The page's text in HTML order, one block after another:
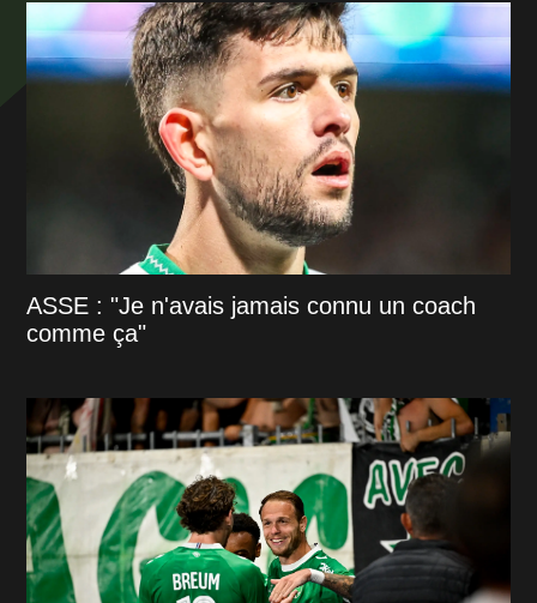
ASSE : "Je n'avais jamais connu un coach
comme ça"